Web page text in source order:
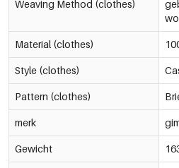
Weaving Method (clothes)
Material (clothes)
Style (clothes)
Pattern (clothes)
merk
Gewicht